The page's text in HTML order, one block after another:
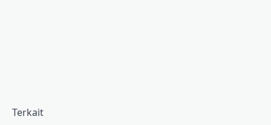
Terkait